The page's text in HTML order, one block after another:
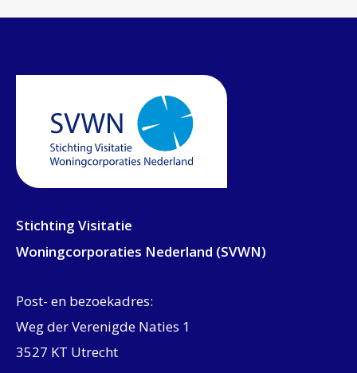
Stichting Visitatie
Woningcorporaties Nederland (SVWN)
Post- en bezoekadres:
Weg der Verenigde Naties 1
3527 KT Utrecht